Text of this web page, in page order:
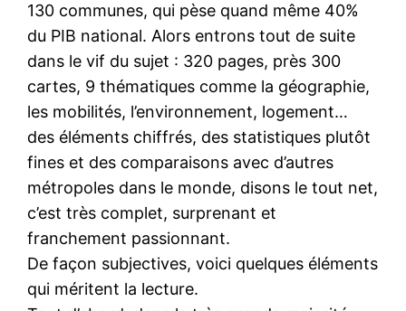
130 communes, qui pèse quand même 40%
du PIB national. Alors entrons tout de suite
dans le vif du sujet : 320 pages, près 300
cartes, 9 thématiques comme la géographie,
les mobilités, l’environnement, logement…
des éléments chiffrés, des statistiques plutôt
fines et des comparaisons avec d’autres
métropoles dans le monde, disons le tout net,
c’est très complet, surprenant et
franchement passionnant.
De façon subjectives, voici quelques éléments
qui méritent la lecture.